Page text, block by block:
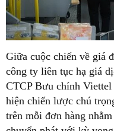
Giữa cuộc chiến về giá
công ty liên tục hạ giá
CTCP Bưu chính
hiện chiến lược chú
trên mỗi đơn hàng